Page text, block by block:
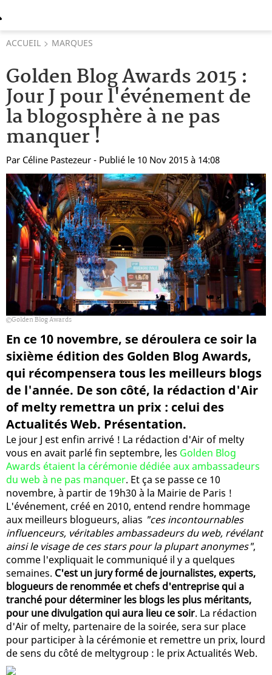
ACCUEIL MARQUES
Golden Blog Awards 2015 :
Jour J pour l'événement de
la blogosphère à ne pas
manquer !
Par Céline Pastezeur - Publié le 10 Nov 2015 à 14:08
Golden Blog Awards
En ce 10 novembre, se déroulera ce soir la
sixième édition des Golden Blog Awards,
qui récompensera tous les meilleurs blogs
de l'année. De son côté, la rédaction d'Air
of melty remettra un prix : celui des
Actualités Web. Présentation.
Le jour J est enfin arrivé ! La rédaction d'Air of melty
vous en avait parlé fin septembre, les Golden Blog
Awards étaient la cérémonie dédiée aux ambassadeurs
du web à ne pas manquer. Et ça se passe ce 10
novembre, à partir de 19h30 à la Mairie de Paris !
L'événement, créé en 2010, entend rendre hommage
aux meilleurs blogueurs, alias "ces incontournables
influenceurs, véritables ambassadeurs du web, révélant
ainsi le visage de ces stars pour la plupart anonymes",
comme l'expliquait le communiqué il y a quelques
semaines. C'est un jury formé de journalistes, experts,
blogueurs de renommée et chefs d'entreprise qui a
tranché pour déterminer les blogs les plus méritants,
pour une divulgation qui aura lieu ce soir. La rédaction
d'Air of melty, partenaire de la soirée, sera sur place
pour participer à la cérémonie et remettre un prix, lourd
de sens du côté de meltygroup : le prix Actualités Web.